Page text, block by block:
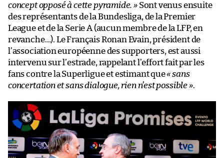
concept opposé à cette pyramide. »Sont venus ensuite
des représentants de la Bundesliga, de la Premier
League et de la Serie A (aucun membre de la LFP, en
revanche…). Le Français Ronan Evain, président de
l’association européenne des supporters, est aussi
intervenu sur l’estrade, rappelant l’effort fait par les
fans contre la Superligue et estimant que« sans
concertation et sans dialogue, rien n’est possible ».